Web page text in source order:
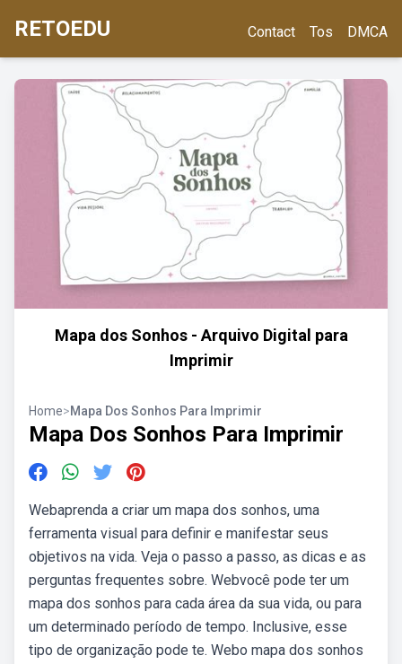
RETOEDU Contact Tos DMCA
Mapa dos Sonhos - Arquivo Digital para
Imprimir
Home>Mapa Dos Sonhos Para Imprimir
Mapa Dos Sonhos Para Imprimir
Webaprenda a criar um mapa dos sonhos, uma
ferramenta visual para definir e manifestar seus
objetivos na vida. Veja o passo a passo, as dicas e as
perguntas frequentes sobre. Webvocê pode ter um
mapa dos sonhos para cada área da sua vida, ou para
um determinado período de tempo. Inclusive, esse
tipo de organização pode te. Webo mapa dos sonhos